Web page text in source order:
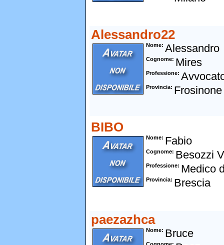
Alessandro22
Nome Alessandro
Cognome Mires
Professione
Provincia Frosinone
BIBO
Nome Fabio
Cognome Besozzi
Professione Medico
Provincia Brescia
paezazhca
Nome Bruce